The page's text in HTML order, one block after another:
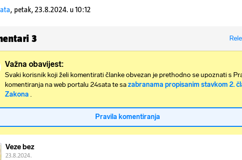
, petak, 23.8.2024. u 10:12
3
Važna obavijest:
Svaki korisnik koji želi komentirati članke obvezan je prethodno se upoznati s
komentiranja na web portalu 24sata te sazabranama propisanim stavkom 2.
Zakona .
Pravila komentiranja
Veze bez
23.8.2024.